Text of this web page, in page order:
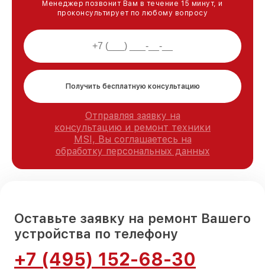
Менеджер позвонит Вам в течение 15 минут, и
проконсультирует по любому вопросу
Получить бесплатную консультацию
Отправляя заявку на
консультацию и ремонт техники
MSI, Вы соглашаетесь на
обработку персональных данных
Оставьте заявку на ремонт Вашего
устройства по телефону
+7 (495) 152-68-30